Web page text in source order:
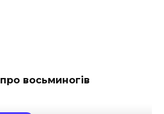
восьминогів